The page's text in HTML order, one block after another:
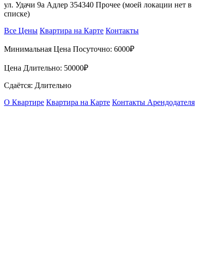
ул. Удачи 9а Адлер 354340 Прочее (моей локации нет в
списке)
Все Цены Квартира на Карте Контакты
Минимальная Цена Посуточно: 6000₽
Цена Длительно: 50000₽
Сдаётся: Длительно
О Квартире Квартира на Карте Контакты Арендодателя